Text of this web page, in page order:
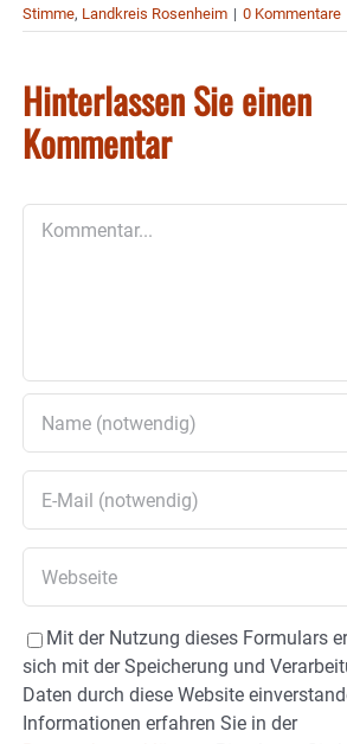
Stimme, Landkreis Rosenheim | 0 Kommentare
Hinterlassen Sie einen
Kommentar
Mit der Nutzung dieses Formulars
sich mit der Speicherung und
Daten durch diese Website
Informationen erfahren Sie in der